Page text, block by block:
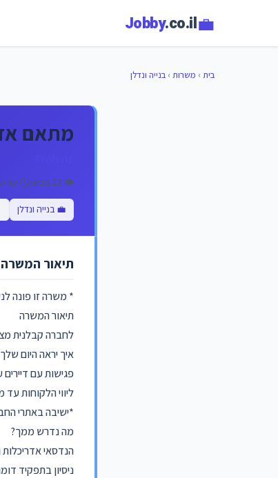
💼
Jobby.co.il
בית › משרות › בנייה ונדלן
מתאם אדריכלי 4271-
👁️ 23 צפיות 🕐 פורסם 11/06/
💼 בנייה ונדלן
תיאור המשרה
* משרה זו פונה
תיאור המשרה
לחברה קבלנית
איך יראה היום
פגישות עם
ליווי הלקוחות
*ישיבה באתרי
מה נדרש ממך?
הנדסאי אדריכלות
ניסיון בתפקיד